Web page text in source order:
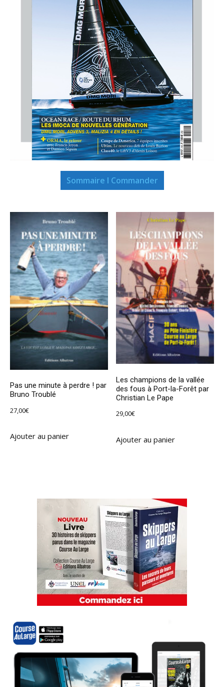
Sommaire I Commander
Pas une minute à perdre ! par
Bruno Troublé
27,00€
Ajouter au panier
Les champions de la vallée
des fous à Port-la-Forêt par
Christian Le Pape
29,00€
Ajouter au panier